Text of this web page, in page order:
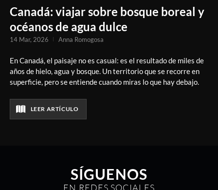
Canadá: viajar sobre bosque boreal y
océanos de agua dulce
En Canadá, el paisaje no es casual: es el resultado de miles de
años de hielo, agua y bosque. Un territorio que se recorre en
superficie, pero se entiende cuando miras lo que hay debajo.
LEER ARTÍCULO
14 Mar, 2026 Anna Romogosa
SÍGUENOS
EN REDES SOCIALES